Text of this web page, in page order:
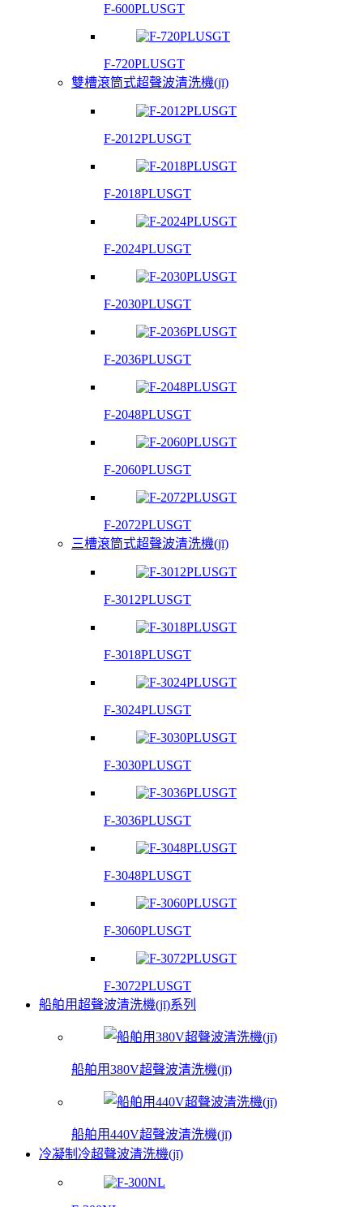
F-600PLUSGT
F-720PLUSGT
雙槽滾筒式超聲波清洗機(jī)
F-2012PLUSGT
F-2018PLUSGT
F-2024PLUSGT
F-2030PLUSGT
F-2036PLUSGT
F-2048PLUSGT
F-2060PLUSGT
F-2072PLUSGT
三槽滾筒式超聲波清洗機(jī)
F-3012PLUSGT
F-3018PLUSGT
F-3024PLUSGT
F-3030PLUSGT
F-3036PLUSGT
F-3048PLUSGT
F-3060PLUSGT
F-3072PLUSGT
船舶用超聲波清洗機(jī)系列
船舶用380V超聲波清洗機(jī)
船舶用440V超聲波清洗機(jī)
冷凝制冷超聲波清洗機(jī)